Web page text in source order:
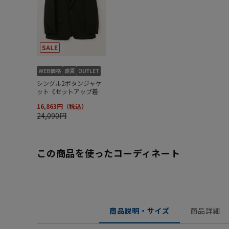
この商品を使ったコーディネート
商品説明・サイズ 商品詳細